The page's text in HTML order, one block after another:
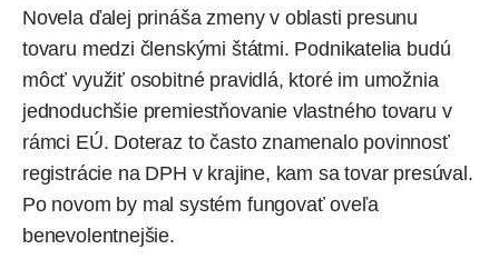
Novela ďalej prináša zmeny v oblasti presunu
tovaru medzi členskými štátmi. Podnikatelia budú
môcť využiť osobitné pravidlá, ktoré im umožnia
jednoduchšie premiestňovanie vlastného tovaru v
rámci EÚ. Doteraz to často znamenalo povinnosť
registrácie na DPH v krajine, kam sa tovar presúval.
Po novom by mal systém fungovať oveľa
benevolentnejšie.